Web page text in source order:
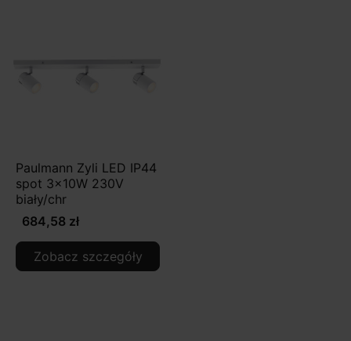
Paulmann Zyli LED IP44
spot 3x10W 230V
biały/chr
684,58 zł
Zobacz szczegóły